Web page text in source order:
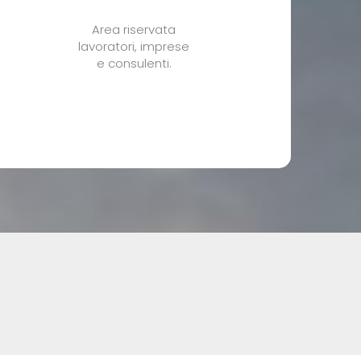
Area riservata
lavoratori, imprese
e consulenti.